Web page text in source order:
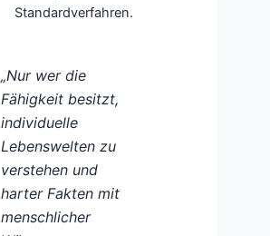
Standardverfahren.
„Nur wer die
Fähigkeit besitzt,
individuelle
Lebenswelten zu
verstehen und
harter Fakten mit
menschlicher